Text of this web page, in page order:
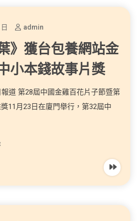
admin
》獲台包養網站金
小本錢故事片獎
道 第28屆中國金雞百花片子節暨第
11月23日在廈門舉行，第32屆中